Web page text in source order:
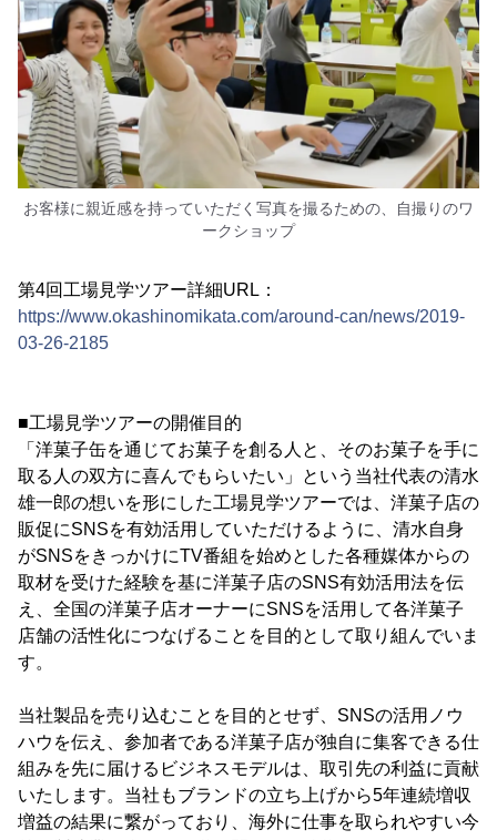
お客様に親近感を持っていただく写真を撮るための、自撮りのワ
ークショップ
第4回工場見学ツアー詳細URL：
https://www.okashinomikata.com/around-can/news/2019-
03-26-2185
■工場見学ツアーの開催目的
「洋菓子缶を通じてお菓子を創る人と、そのお菓子を手に
取る人の双方に喜んでもらいたい」という当社代表の清水
雄一郎の想いを形にした工場見学ツアーでは、洋菓子店の
販促にSNSを有効活用していただけるように、清水自身
がSNSをきっかけにTV番組を始めとした各種媒体からの
取材を受けた経験を基に洋菓子店のSNS有効活用法を伝
え、全国の洋菓子店オーナーにSNSを活用して各洋菓子
店舗の活性化につなげることを目的として取り組んでいま
す。
当社製品を売り込むことを目的とせず、SNSの活用ノウ
ハウを伝え、参加者である洋菓子店が独自に集客できる仕
組みを先に届けるビジネスモデルは、取引先の利益に貢献
いたします。当社もブランドの立ち上げから5年連続増収
増益の結果に繋がっており、海外に仕事を取られやすい今